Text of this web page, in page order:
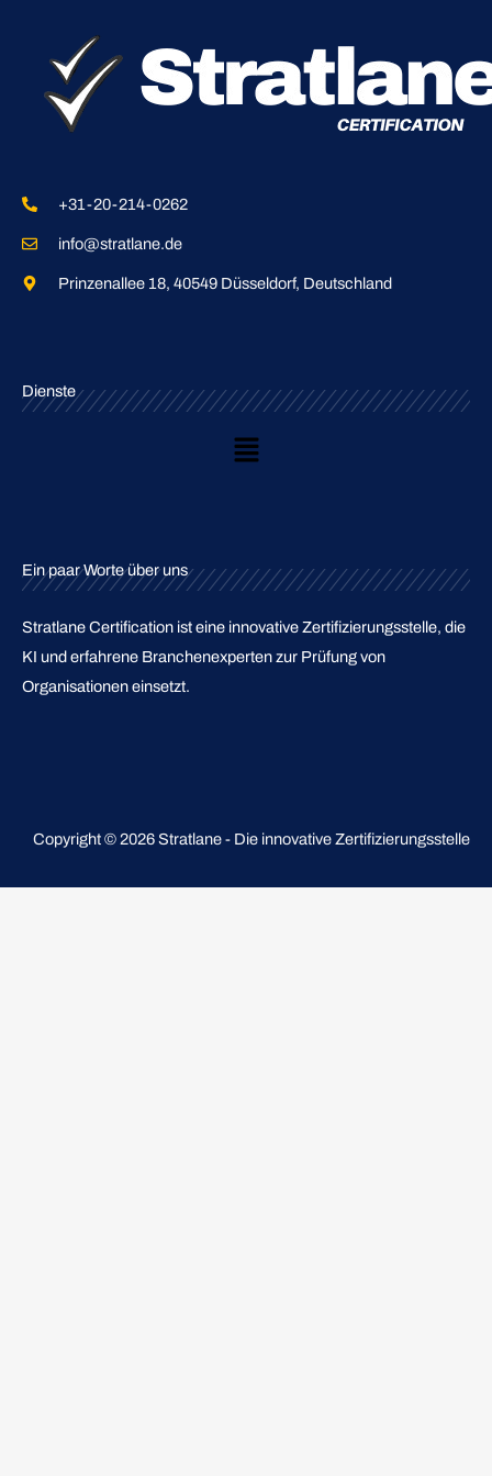
+31-20-214-0262
info@stratlane.de
Prinzenallee 18, 40549 Düsseldorf, Deutschland
Dienste
Main
Ein paar Worte über uns
Stratlane Certification ist eine innovative Zertifizierungsstelle, die
KI und erfahrene Branchenexperten zur Prüfung von
Organisationen einsetzt.
Copyright © 2026 Stratlane - Die innovative Zertifizierungsstelle